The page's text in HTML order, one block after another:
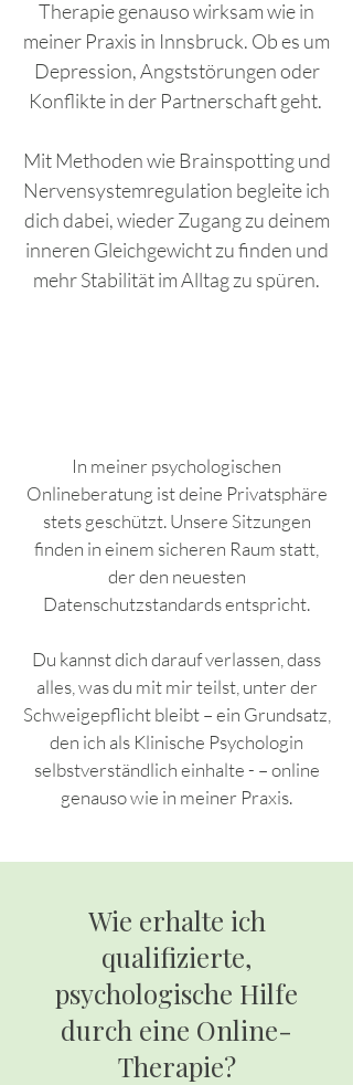
Therapie genauso wirksam wie in
meiner Praxis in Innsbruck. Ob es um
Depression, Angststörungen oder
Konflikte in der Partnerschaft geht.
Mit Methoden wie Brainspotting und
Nervensystemregulation begleite ich
dich dabei, wieder Zugang zu deinem
inneren Gleichgewicht zu finden und
mehr Stabilität im Alltag zu spüren.
In meiner psychologischen
Onlineberatung ist deine Privatsphäre
stets geschützt. Unsere Sitzungen
finden in einem sicheren Raum statt,
der den neuesten
Datenschutzstandards entspricht.
Du kannst dich darauf verlassen, dass
alles, was du mit mir teilst, unter der
Schweigepflicht bleibt – ein Grundsatz,
den ich als Klinische Psychologin
selbstverständlich einhalte - – online
genauso wie in meiner Praxis.
Wie erhalte ich
qualifizierte,
psychologische Hilfe
durch eine Online-
Therapie?